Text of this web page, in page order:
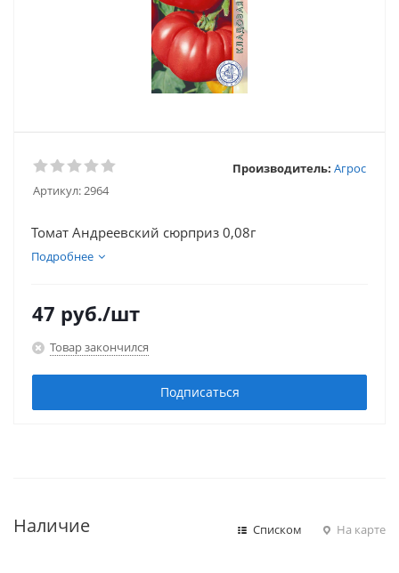
Артикул:2964
Производитель: Агрос
Томат Андреевский сюрприз 0,08г
Подробнее
47 руб./шт
Товар закончился
Подписаться
Наличие Списком На карте